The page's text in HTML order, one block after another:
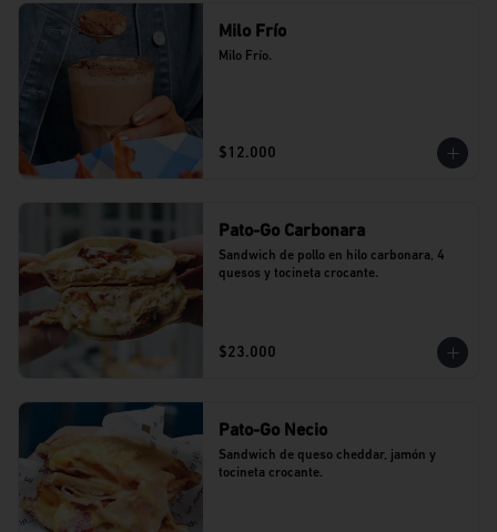
Milo Frío
Milo Frío.
$12.000
Pato-Go Carbonara
Sandwich de pollo en hilo carbonara, 4
quesos y tocineta crocante.
$23.000
Pato-Go Necio
Sandwich de queso cheddar, jamón y
tocineta crocante.